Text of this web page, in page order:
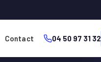
Contact 04 50 97 31 32